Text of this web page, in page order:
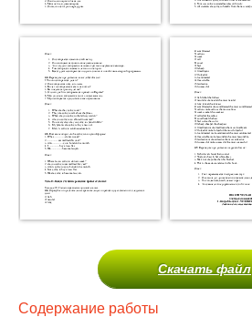
Скачать файл
Содержание работы